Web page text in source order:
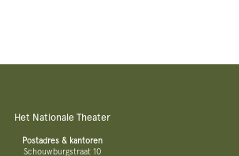
Het Nationale Theater
Postadres & kantoren
Schouwburgstraat 10